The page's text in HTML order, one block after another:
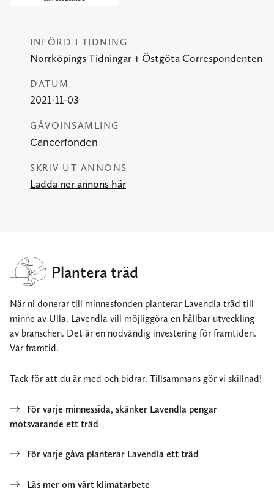
INFÖRD I TIDNING
Norrköpings Tidningar + Östgöta Correspondenten
DATUM
2021-11-03
GÅVOINSAMLING
Cancerfonden
SKRIV UT ANNONS
Ladda ner annons här
Plantera träd
När ni donerar till minnesfonden planterar Lavendla träd till
minne av Ulla. Lavendla vill möjliggöra en hållbar utveckling
av branschen. Det är en nödvändig investering för framtiden.
Vår framtid.
Tack för att du är med och bidrar. Tillsammans gör vi skillnad!
För varje minnessida, skänker Lavendla pengar
motsvarande ett träd
För varje gåva planterar Lavendla ett träd
Läs mer om vårt klimatarbete